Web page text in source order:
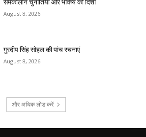
समकालीन चुनौतियाँ और भविष्य की दिशा
August 8, 2026
गुरदीप सिंह सोहल की पांच रचनाएं
August 8, 2026
और अधिक लोड करें